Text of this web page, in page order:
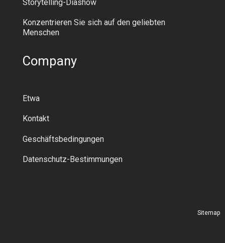
Storytelling-Diashow
Konzentrieren Sie sich auf den geliebten
Menschen
Company
Etwa
Kontakt
Geschäftsbedingungen
Datenschutz-Bestimmungen
Sitemap